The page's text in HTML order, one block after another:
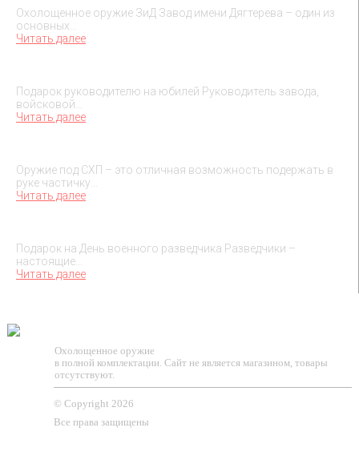
Охолощенное оружие ЗиД Завод имени Дягтерева – один из
основных…
Читать далее
Подарок руководителю на юбилей Руководитель завода,
войсковой…
Читать далее
Оружие под СХП – это отличная возможность подержать в
руке частичку…
Читать далее
Подарок на День военного разведчика Разведчики –
настоящие…
Читать далее
Охолощенное оружие
в полной комплектации. Сайт не является магазином, товары
отсутствуют.
© Copyright 2026
Все права защищены